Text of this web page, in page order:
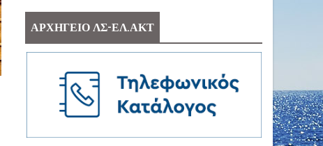
ΑΡΧΗΓΕΙΟ ΛΣ-ΕΛ.ΑΚΤ